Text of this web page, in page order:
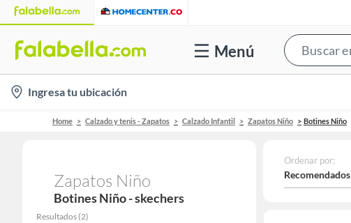
Menú
location-
icon
Ingresa tu ubicación
Home Calzado y tenis - Zapatos Calzado Infantil Zapatos Niño Botines Niño
Zapatos Niño
Botines Niño - skechers
Resultados (2)
Ordenar por:
Recomendados